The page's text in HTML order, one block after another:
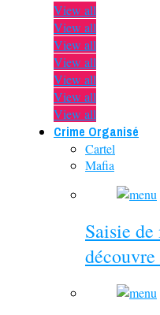
View all
View all
View all
View all
View all
View all
View all
Crime Organisé
Cartel
Mafia
Saisie